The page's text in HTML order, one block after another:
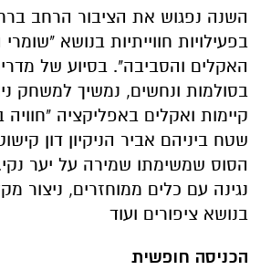
השנה נפגוש את הציבור הרחב
בפעילויות חווייתיות בנושא
האקלים והסביבה". בסיוע של
בסולמות ונחשים, נמשיך למשחק
קיימות ואקלים באפליקציה "חוויה
שטח ביניהם אביר הניקיון דון
הסוס שמשימתו שמירה על יער
נגינה עם כלים ממוחזרים, ניצור
בנושא ציפורים ועוד
הכניסה חופשית